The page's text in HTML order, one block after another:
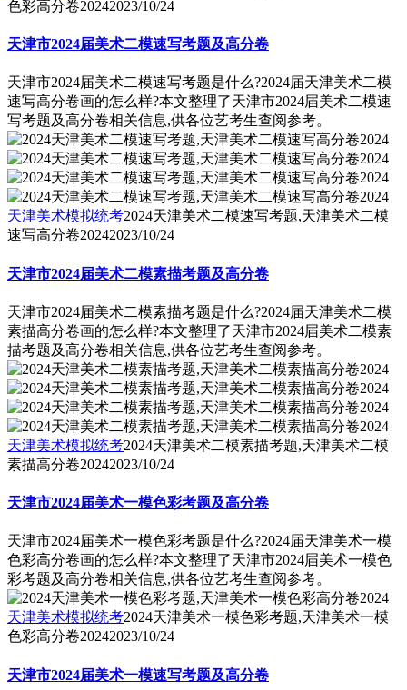
色彩高分卷20242023/10/24
天津市2024届美术二模速写考题及高分卷
天津市2024届美术二模速写考题是什么?2024届天津美术二模
速写高分卷画的怎么样?本文整理了天津市2024届美术二模速
写考题及高分卷相关信息,供各位艺考生查阅参考。
天津美术模拟统考2024天津美术二模速写考题,天津美术二模
速写高分卷20242023/10/24
天津市2024届美术二模素描考题及高分卷
天津市2024届美术二模素描考题是什么?2024届天津美术二模
素描高分卷画的怎么样?本文整理了天津市2024届美术二模素
描考题及高分卷相关信息,供各位艺考生查阅参考。
天津美术模拟统考2024天津美术二模素描考题,天津美术二模
素描高分卷20242023/10/24
天津市2024届美术一模色彩考题及高分卷
天津市2024届美术一模色彩考题是什么?2024届天津美术一模
色彩高分卷画的怎么样?本文整理了天津市2024届美术一模色
彩考题及高分卷相关信息,供各位艺考生查阅参考。
天津美术模拟统考2024天津美术一模色彩考题,天津美术一模
色彩高分卷20242023/10/24
天津市2024届美术一模速写考题及高分卷